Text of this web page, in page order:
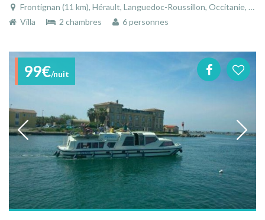
Frontignan (11 km), Hérault, Languedoc-Roussillon, Occitanie, France
Villa
2 chambres 6 personnes
99€/nuit